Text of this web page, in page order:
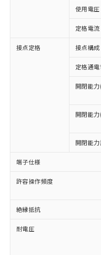
使用電圧
定格電流
接点定格 接点構成
定格通
開閉能力
開閉能力
開閉能
端子仕様
許容操作頻度
絶縁抵抗
耐電圧
ご利用条件
以下の条件をお
ご利用ください。
本サービス
商品の当社
(税抜)を提
当社制御機
本サービス
ことをご了
在庫状況お
記載してい
タに基づき
覧された時
準価格とは
※1 対応状況
対応済み：EU
非含有に対応し
す。
対応予定：EU
有に対応した製品
対応予定なし：
非含有に非対応
定はありません。
調査・確認中：
非含有の対応状
非該当品：ライ
害物質有無と関係
仕入先様の事情
いたものが、含有
むを得ず変更す
六価クロム(Cr(Ⅵ))
類(PBB) 1000ppm以下
「○」：最大均質
基準値以下である
「×」：最大均質
基準値を超えてい
「－」：未確認
*中国RoHS10物質の基
Pb(鉛) :1000ppm、
Cr(Ⅵ)(六価クロム) :
当社は、こ
為替および
（以下｢規
または国外
国政府の輸
可)を取得